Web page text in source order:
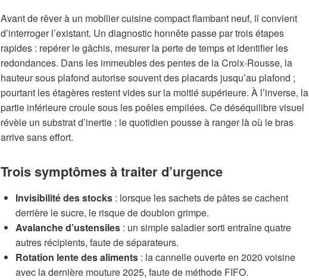
Avant de rêver à un mobilier cuisine compact flambant neuf, il convient
d’interroger l’existant. Un diagnostic honnête passe par trois étapes
rapides : repérer le gâchis, mesurer la perte de temps et identifier les
redondances. Dans les immeubles des pentes de la Croix-Rousse, la
hauteur sous plafond autorise souvent des placards jusqu’au plafond ;
pourtant les étagères restent vides sur la moitié supérieure. À l’inverse, la
partie inférieure croule sous les poêles empilées. Ce déséquilibre visuel
révèle un substrat d’inertie : le quotidien pousse à ranger là où le bras
arrive sans effort.
Trois symptômes à traiter d’urgence
Invisibilité des stocks : lorsque les sachets de pâtes se cachent
derrière le sucre, le risque de doublon grimpe.
Avalanche d’ustensiles : un simple saladier sorti entraîne quatre
autres récipients, faute de séparateurs.
Rotation lente des aliments : la cannelle ouverte en 2020 voisine
avec la dernière mouture 2025, faute de méthode FIFO.